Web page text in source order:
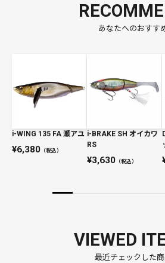
あなたへのおすす
i-WING 135 FA 瀬アユ
6,380 （税込）
i-BRAKE SH オイカワ
RS
3,630（税込）
VIEWED
最近チェックした